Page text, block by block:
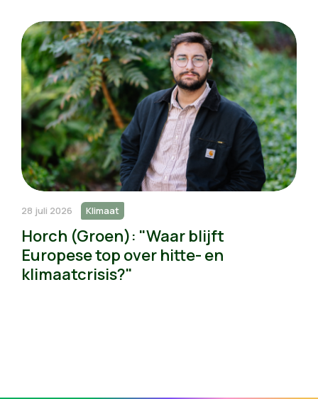
28 juli 2026 Klimaat
Horch (Groen): "Waar blijft
Europese top over hitte- en
klimaatcrisis?"